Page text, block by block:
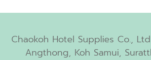
Chaokoh Hotel Supplies Co.,
Angthong, Koh Samui,